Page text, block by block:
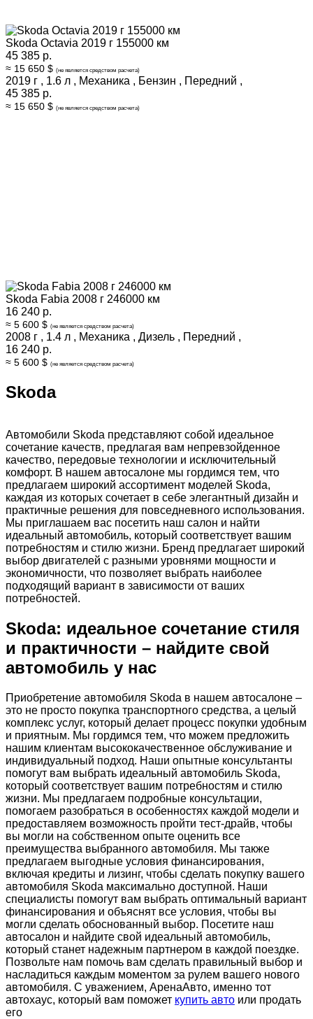
Skoda Octavia 2019 г 155000 км
45 385 р.
≈ 15 650 $ (не является средством расчета)
2019 г , 1.6 л , Механика , Бензин , Передний ,
45 385 р.
≈ 15 650 $ (не является средством расчета)
Skoda Fabia 2008 г 246000 км
16 240 р.
≈ 5 600 $ (не является средством расчета)
2008 г , 1.4 л , Механика , Дизель , Передний ,
16 240 р.
≈ 5 600 $ (не является средством расчета)
Skoda
Автомобили Skoda представляют собой идеальное
сочетание качеств, предлагая вам непревзойденное
качество, передовые технологии и исключительный
комфорт. В нашем автосалоне мы гордимся тем, что
предлагаем широкий ассортимент моделей Skoda,
каждая из которых сочетает в себе элегантный дизайн и
практичные решения для повседневного использования.
Мы приглашаем вас посетить наш салон и найти
идеальный автомобиль, который соответствует вашим
потребностям и стилю жизни. Бренд предлагает широкий
выбор двигателей с разными уровнями мощности и
экономичности, что позволяет выбрать наиболее
подходящий вариант в зависимости от ваших
потребностей.
Skoda: идеальное сочетание стиля
и практичности – найдите свой
автомобиль у нас
Приобретение автомобиля Skoda в нашем автосалоне –
это не просто покупка транспортного средства, а целый
комплекс услуг, который делает процесс покупки удобным
и приятным. Мы гордимся тем, что можем предложить
нашим клиентам высококачественное обслуживание и
индивидуальный подход. Наши опытные консультанты
помогут вам выбрать идеальный автомобиль Skoda,
который соответствует вашим потребностям и стилю
жизни. Мы предлагаем подробные консультации,
помогаем разобраться в особенностях каждой модели и
предоставляем возможность пройти тест-драйв, чтобы
вы могли на собственном опыте оценить все
преимущества выбранного автомобиля. Мы также
предлагаем выгодные условия финансирования,
включая кредиты и лизинг, чтобы сделать покупку вашего
автомобиля Skoda максимально доступной. Наши
специалисты помогут вам выбрать оптимальный вариант
финансирования и объяснят все условия, чтобы вы
могли сделать обоснованный выбор. Посетите наш
автосалон и найдите свой идеальный автомобиль,
который станет надежным партнером в каждой поездке.
Позвольте нам помочь вам сделать правильный выбор и
насладиться каждым моментом за рулем вашего нового
автомобиля. С уважением, АренаАвто, именно тот
автохаус, который вам поможет купить авто или продать
его